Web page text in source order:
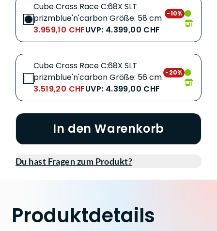
Cube Cross Race C:68X SLT
prizmblue'n'carbon Größe: 58 cm
3.959,10 CHFUVP: 4.399,00 CHF
-10%
Cube Cross Race C:68X SLT
prizmblue'n'carbon Größe: 56 cm
3.519,20 CHFUVP: 4.399,00 CHF
-20%
In den Warenkorb
Du hast Fragen zum Produkt?
Produktdetails